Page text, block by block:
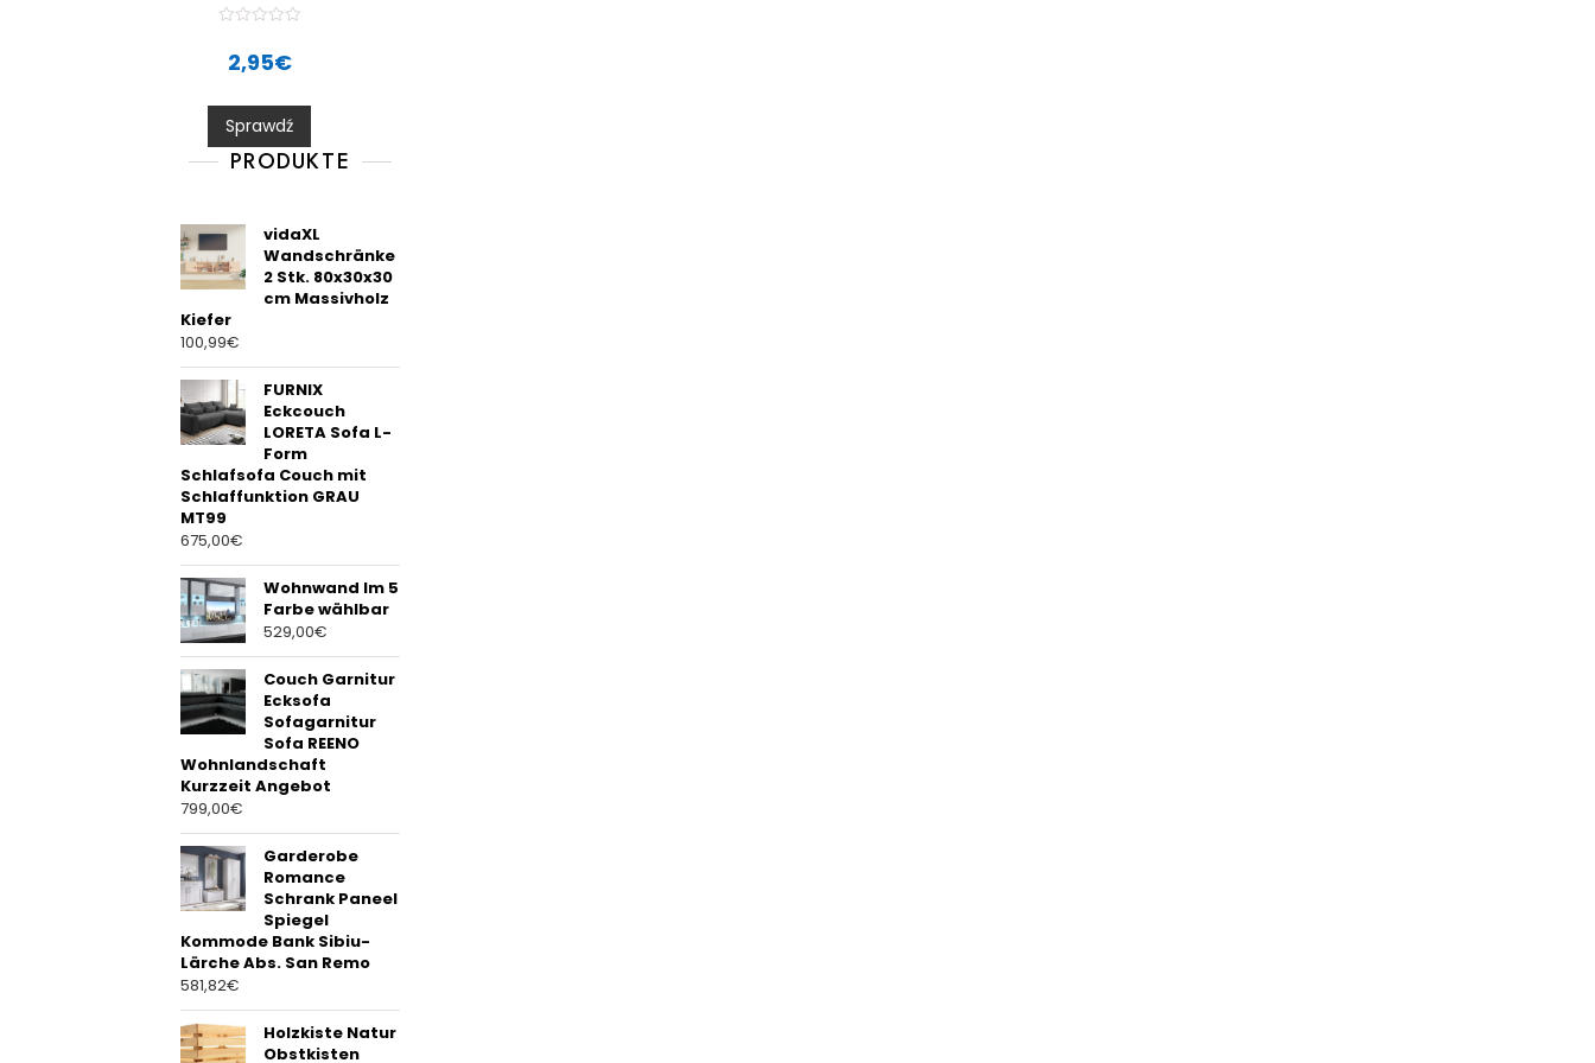
0
o
u
t
2,95€
Sprawdź
PRODUKTE
vidaXL
Wandschränke
2 Stk. 80x30x30
cm Massivholz
Kiefer
100,99€
FURNIX
Eckcouch
LORETA Sofa L-
Form
Schlafsofa Couch mit
Schlaffunktion GRAU
MT99
675,00€
Wohnwand Im 5
Farbe wählbar
529,00€
Couch Garnitur
Ecksofa
Sofagarnitur
Sofa REENO
Wohnlandschaft
Kurzzeit Angebot
799,00€
Garderobe
Romance
Schrank Paneel
Spiegel
Kommode Bank Sibiu-
Lärche Abs. San Remo
581,82€
Holzkiste Natur
Obstkisten